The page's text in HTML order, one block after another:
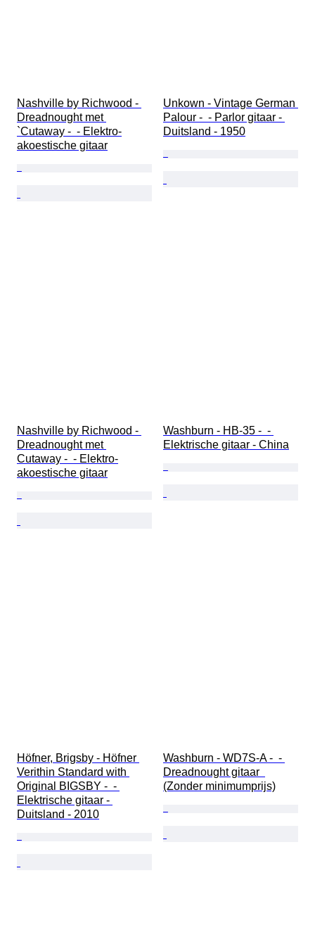
Nashville by Richwood -
Dreadnought met
`Cutaway -  - Elektro-
akoestische gitaar
Unkown - Vintage German
Palour -  - Parlor gitaar -
Duitsland - 1950
Nashville by Richwood -
Dreadnought met
Cutaway -  - Elektro-
akoestische gitaar
Washburn - HB-35 -  -
Elektrische gitaar - China
Höfner, Brigsby - Höfner
Verithin Standard with
Original BIGSBY -  -
Elektrische gitaar -
Duitsland - 2010
Washburn - WD7S-A -  -
Dreadnought gitaar
(Zonder minimumprijs)